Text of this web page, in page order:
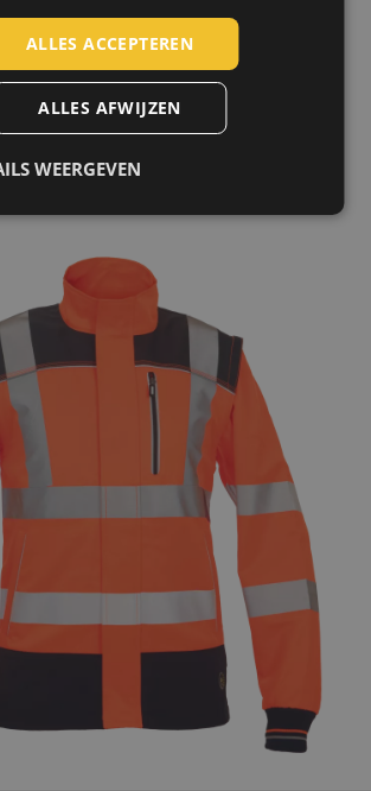
niet mogelijk SPANISH
ALLES ACCEPTEREN
ALLES AFWIJZEN
WEERGEVEN